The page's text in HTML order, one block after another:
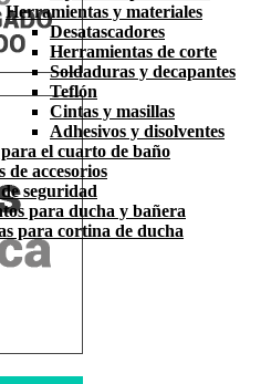
Herramientas y materiales
Desatascadores
Herramientas de corte
Soldaduras y decapantes
Teflón
Cintas y masillas
Adhesivos y disolventes
el cuarto de baño
de accesorios
seguridad
para ducha y bañera
para cortina de ducha